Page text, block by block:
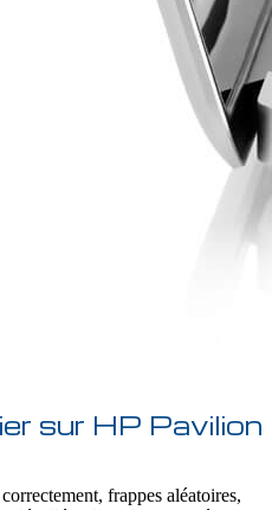
sur HP Pavilion
frappes aléatoires,